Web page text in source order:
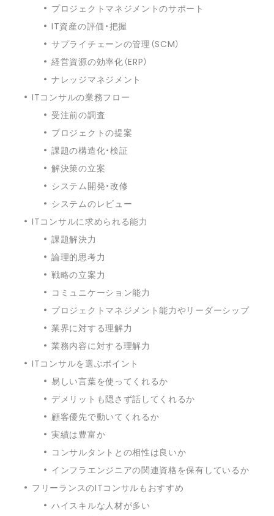
プロジェクトマネジメントのサポート
IT資産の評価・把握
サプライチェーンの管理（SCM）
経営資源の効率化（ERP）
ナレッジマネジメント
ITコンサルの業務フロー
受注前の調査
プロジェクトの提案
課題の構造化・検証
解決策の立案
システム開発・改修
システムのレビュー
ITコンサルに求められる能力
課題解決力
論理的思考力
戦略の立案力
コミュニケーション能力
プロジェクトマネジメント能力やリーダーシップ
業界に対する理解力
業務内容に対する理解力
ITコンサルを選ぶポイント
易しい言葉を使ってくれるか
デメリットも隠さず話してくれるか
顧客優先で動いてくれるか
実績は豊富か
コンサルタントとの相性は良いか
インフラエンジニアの関連資格を保有しているか
フリーランスのITコンサルもおすすめ
ハイスキルな人材が多い